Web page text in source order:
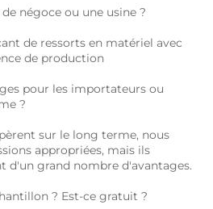
négoce ou une usine ?
de ressorts en matériel avec
de production
pour les importateurs ou
?
sur le long terme, nous
appropriées, mais ils
d'un grand nombre d'avantages.
? Est-ce gratuit ?